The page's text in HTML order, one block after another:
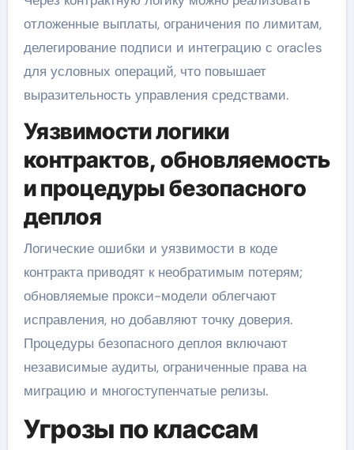
отложенные выплаты, ограничения по лимитам,
делегирование подписи и интеграцию с oracles
для условных операций, что повышает
выразительность управления средствами.
Уязвимости логики
контрактов, обновляемость
и процедуры безопасного
деплоя
Логические ошибки и уязвимости в коде
контракта приводят к необратимым потерям;
обновляемые прокси-модели облегчают
исправления, но добавляют точку доверия.
Процедуры безопасного деплоя включают
независимые аудиты, ограниченные права на
миграцию и многоступенчатые релизы.
Угрозы по классам